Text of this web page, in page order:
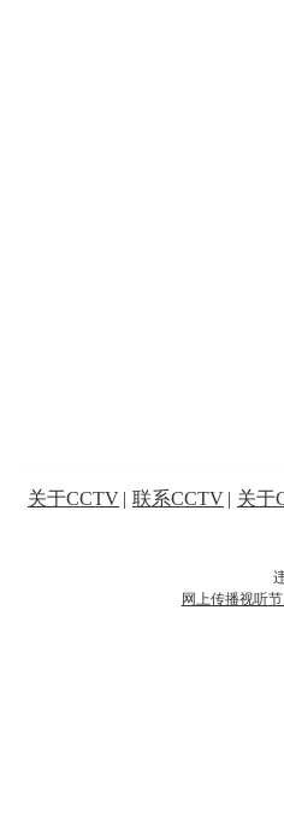
关于CCTV | 联系CCTV | 关于
网上传播视听